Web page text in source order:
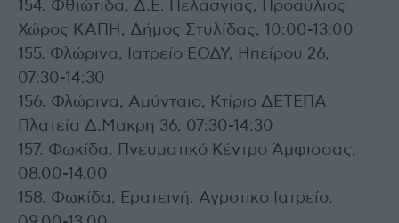
154. Φθιώτιδα, Δ.Ε. Πελασγίας, Προαύλιος
Χώρος ΚΑΠΗ, Δήμος Στυλίδας, 10:00-13:00
155. Φλώρινα, Ιατρείο ΕΟΔΥ, Ηπείρου 26,
07:30-14:30
156. Φλώρινα, Αμύνταιο, Κτίριο ΔΕΤΕΠΑ
Πλατεία Δ.Μακρη 36, 07:30-14:30
157. Φωκίδα, Πνευματικό Κέντρο Άμφισσας,
08.00-14.00
158. Φωκίδα, Ερατεινή, Αγροτικό Ιατρείο,